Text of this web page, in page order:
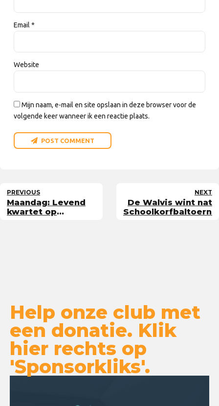
Email *
Website
Mijn naam, e-mail en site opslaan in deze browser voor de
volgende keer wanneer ik een reactie plaats.
POST COMMENT
PREVIOUS
Maandag: Levend
kwartet op
NEXT
De Walvis wint nat
Help onze club met
een donatie. Klik
hier rechts op
'Sponsorkliks'.